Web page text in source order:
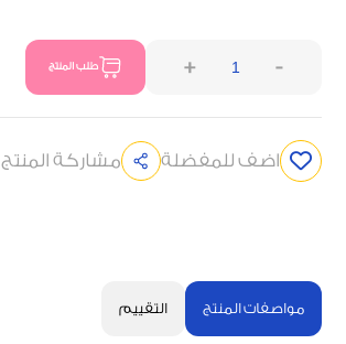
-
+ طلب المنتج
اضف للمفضلة مشاركة المنتج
مواصفات المنتج التقييم